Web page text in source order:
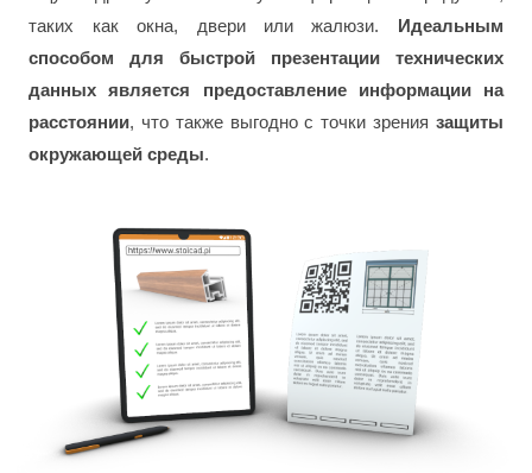
таких как окна, двери или жалюзи. Идеальным
способом для быстрой презентации технических
данных является предоставление информации на
расстоянии, что также выгодно с точки зрения защиты
окружающей среды.